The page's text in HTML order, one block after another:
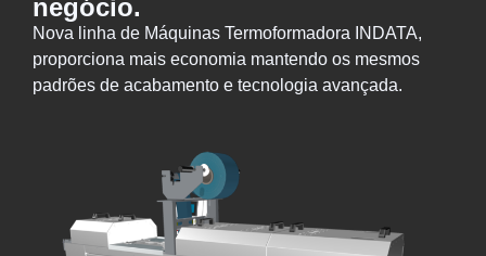
negócio.
Nova linha de Máquinas Termoformadora INDATA,
proporciona mais economia mantendo os mesmos
padrões de acabamento e tecnologia avançada.